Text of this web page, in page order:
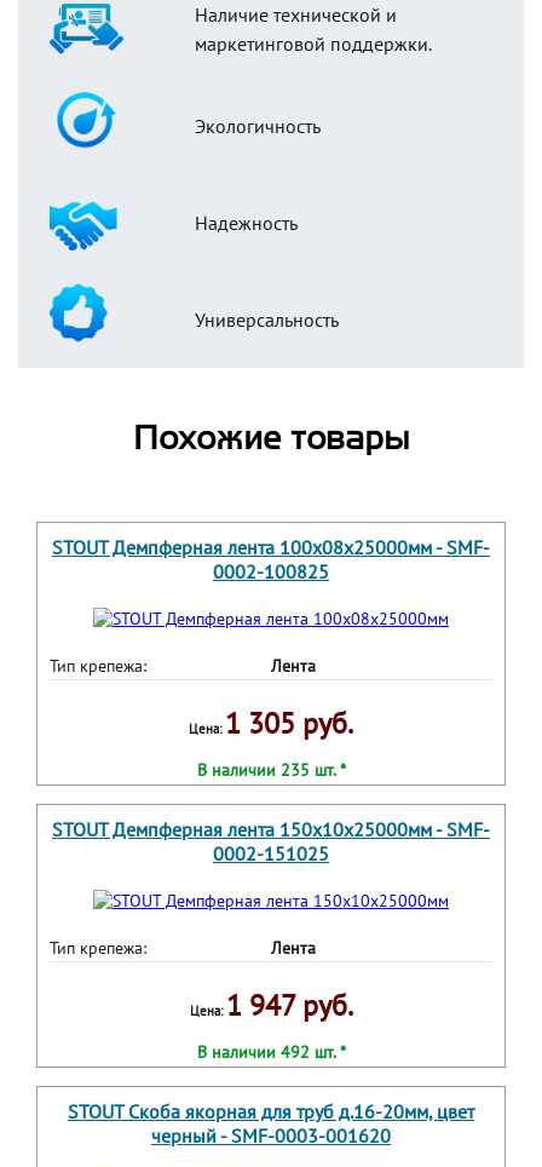
Наличие технической и
маркетинговой поддержки.
Экологичность
Надежность
Универсальность
Похожие товары
STOUT Демпферная лента 100х08х25000мм - SMF-
0002-100825
Тип крепежа: Лента
Цена: 1 305 руб.
В наличии 235 шт. *
STOUT Демпферная лента 150х10х25000мм - SMF-
0002-151025
Тип крепежа: Лента
Цена: 1 947 руб.
В наличии 492 шт. *
STOUT Скоба якорная для труб д.16-20мм, цвет
черный - SMF-0003-001620